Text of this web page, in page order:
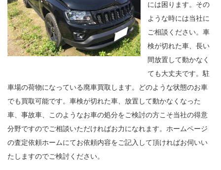
には困ります。その
ような時には当社に
ご相談ください。車
検が切れた車、長い
間放置して動かなく
ても大丈夫です。駐
車場の荷物になっている廃車買取します。どのような状態のお車
でも買取可能です。車検が切れた車、放置して動かなくなった
車、事故車、このようなお車の処分をご検討の方こそ当社の得意
分野ですのでご相談いただければお力になれます。ホームページ
の査定依頼ホームにてお依頼内容をご記入して頂ければお伺いい
たしますのでご検討ください。